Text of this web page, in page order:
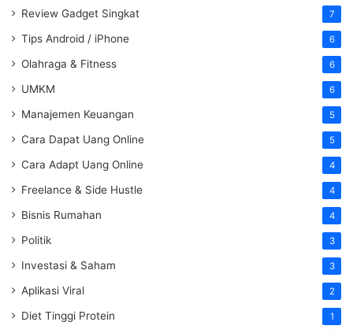
Review Gadget Singkat 7
Tips Android / iPhone 6
Olahraga & Fitness 6
UMKM 6
Manajemen Keuangan 5
Cara Dapat Uang Online 5
Cara Adapt Uang Online 4
Freelance & Side Hustle 4
Bisnis Rumahan 4
Politik 3
Investasi & Saham 3
Aplikasi Viral 2
Diet Tinggi Protein 1